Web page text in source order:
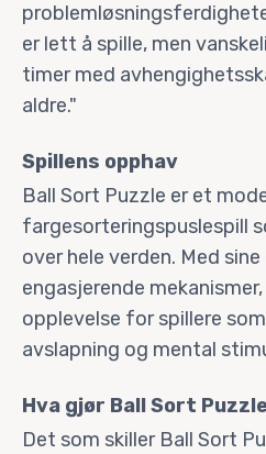
er lett å spille, men
timer med
aldre."
Spillens opphav
Ball Sort Puzzle er et
fargesorteringspuslespill
over hele verden. Med sine
engasjerende
opplevelse for spillere
avslapning og mental
Hva gjør Ball Sort
Det som skiller Ball Sort